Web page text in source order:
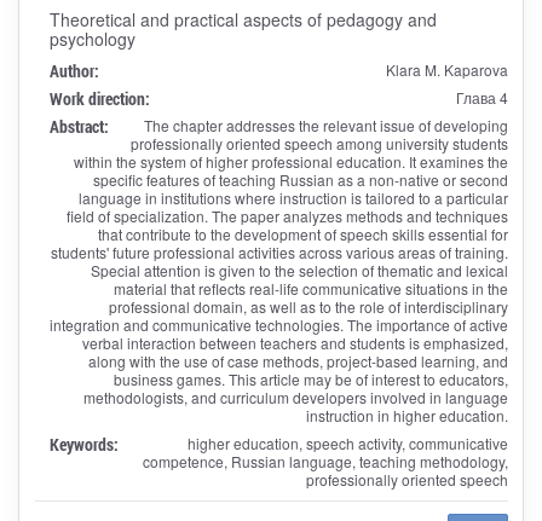
Theoretical and practical aspects of pedagogy and
psychology
Author: Klara M. Kaparova
Work direction: Глава 4
Abstract:
The chapter addresses the relevant issue of developing
professionally oriented speech among university students
within the system of higher professional education. It examines the
specific features of teaching Russian as a non-native or second
language in institutions where instruction is tailored to a particular
field of specialization. The paper analyzes methods and techniques
that contribute to the development of speech skills essential for
students' future professional activities across various areas of training.
Special attention is given to the selection of thematic and lexical
material that reflects real-life communicative situations in the
professional domain, as well as to the role of interdisciplinary
integration and communicative technologies. The importance of active
verbal interaction between teachers and students is emphasized,
along with the use of case methods, project-based learning, and
business games. This article may be of interest to educators,
methodologists, and curriculum developers involved in language
instruction in higher education.
Keywords:
higher education, speech activity, communicative
competence, Russian language, teaching methodology,
professionally oriented speech